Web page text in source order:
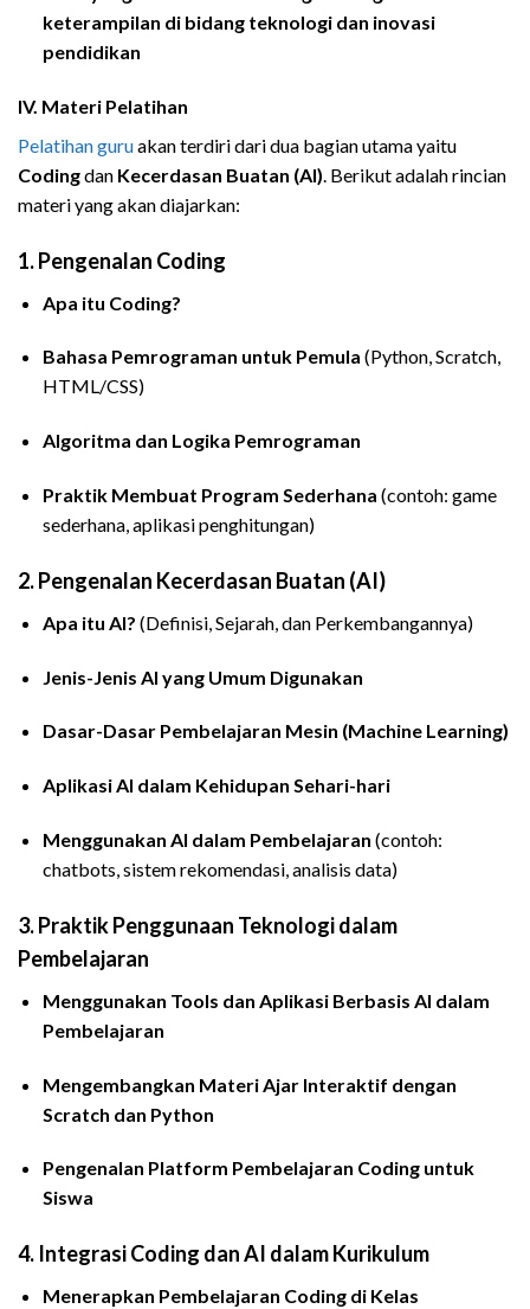
keterampilan di bidang teknologi dan inovasi
pendidikan
IV. Materi Pelatihan
Pelatihan guruakan terdiri dari dua bagian utama yaitu
Codingdan Kecerdasan Buatan (AI) . Berikut adalah rincian
materi yang akan diajarkan:
1.Pengenalan Coding
Apa itu Coding?
Bahasa Pemrograman untuk Pemula (Python, Scratch,
HTML/CSS)
Algoritma dan Logika Pemrograman
Praktik Membuat Program Sederhana (contoh: game
sederhana, aplikasi penghitungan)
2.Pengenalan Kecerdasan Buatan (AI)
Apa itu AI? (Definisi, Sejarah, dan Perkembangannya)
Jenis-Jenis AI yang Umum Digunakan
Dasar-Dasar Pembelajaran Mesin (Machine Learning)
Aplikasi AI dalam Kehidupan Sehari-hari
Menggunakan AI dalam Pembelajaran (contoh:
chatbots, sistem rekomendasi, analisis data)
3.Praktik Penggunaan Teknologi dalam
Pembelajaran
Menggunakan Tools dan Aplikasi Berbasis AI dalam
Pembelajaran
Mengembangkan Materi Ajar Interaktif dengan
Scratch dan Python
Pengenalan Platform Pembelajaran Coding untuk
Siswa
4. Integrasi Coding dan AI dalam Kurikulum
Menerapkan Pembelajaran Coding di Kelas